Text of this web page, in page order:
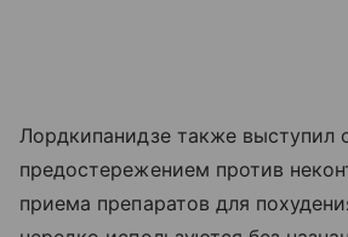
Лордкипанидзе также выступил
предостережением против
приема препаратов для